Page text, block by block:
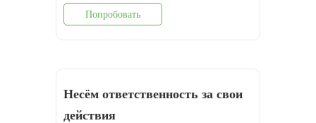
Попробовать
Несём ответственность за свои
действия